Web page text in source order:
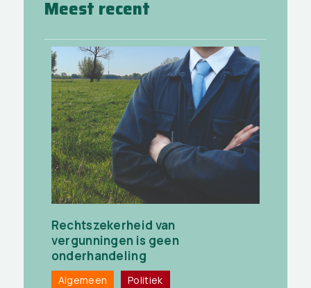
Meest recent
Rechtszekerheid van
vergunningen is geen
onderhandeling
Algemeen Politiek